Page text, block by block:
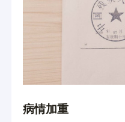
病情加重